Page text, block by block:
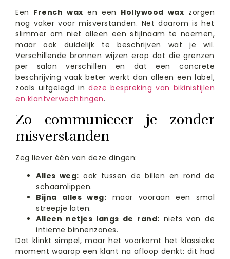
Een French wax en een Hollywood wax zorgen
nog vaker voor misverstanden. Net daarom is het
slimmer om niet alleen een stijlnaam te noemen,
maar ook duidelijk te beschrijven wat je wil.
Verschillende bronnen wijzen erop dat die grenzen
per salon verschillen en dat een concrete
beschrijving vaak beter werkt dan alleen een label,
zoals uitgelegd in deze bespreking van bikinistijlen
en klantverwachtingen.
Zo communiceer je zonder
misverstanden
Zeg liever één van deze dingen:
Alles weg: ook tussen de billen en rond de
schaamlippen.
Bijna alles weg: maar vooraan een smal
streepje laten.
Alleen netjes langs de rand: niets van de
intieme binnenzones.
Dat klinkt simpel, maar het voorkomt het klassieke
moment waarop een klant na afloop denkt: dit had